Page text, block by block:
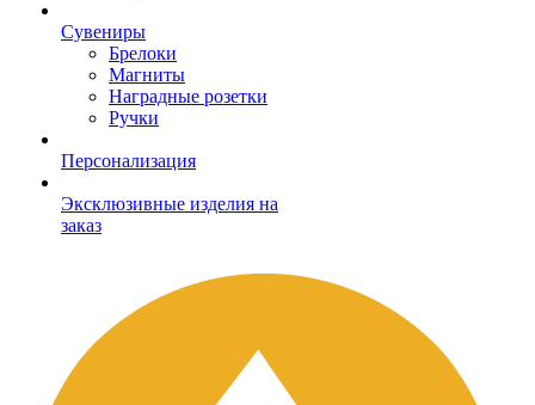
Сувениры
Брелоки
Магниты
Наградные розетки
Ручки
Персонализация
Эксклюзивные изделия на
заказ